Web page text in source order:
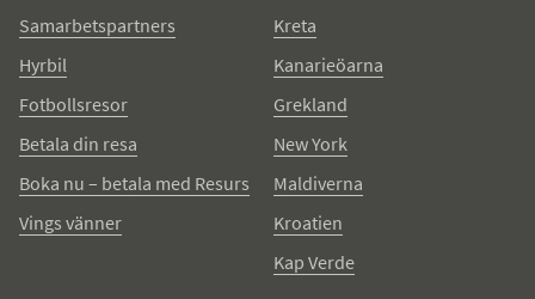
Samarbetspartners
Hyrbil
Fotbollsresor
Betala din resa
Boka nu – betala med Resurs
Vings vänner
Kreta
Kanarieöarna
Grekland
New York
Maldiverna
Kroatien
Kap Verde